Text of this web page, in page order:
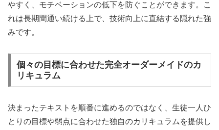
やすく、モチベーションの低下を防ぐことができます。こ
れは長期間通い続ける上で、技術向上に直結する隠れた強
みです。
個々の目標に合わせた完全オーダーメイドのカ
リキュラム
決まったテキストを順番に進めるのではなく、生徒一人ひ
とりの目標や弱点に合わせた独自のカリキュラムを提供し